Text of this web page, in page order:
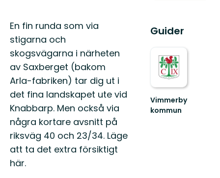
Beskrivning
En fin runda som via
stigarna och
skogsvägarna i närheten
av Saxberget (bakom
Arla-fabriken) tar dig ut i
det fina landskapet ute vid
Knabbarp. Men också via
några kortare avsnitt på
riksväg 40 och 23/34. Läge
att ta det extra försiktigt
här.
Guider
Vimmerby
kommun